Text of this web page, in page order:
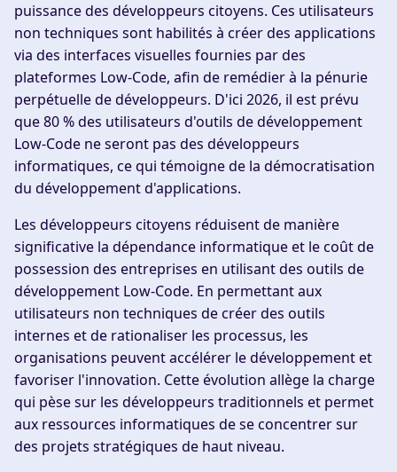
puissance des développeurs citoyens. Ces utilisateurs
non techniques sont habilités à créer des applications
via des interfaces visuelles fournies par des
plateformes Low-Code, afin de remédier à la pénurie
perpétuelle de développeurs. D'ici 2026, il est prévu
que 80 % des utilisateurs d'outils de développement
Low-Code ne seront pas des développeurs
informatiques, ce qui témoigne de la démocratisation
du développement d'applications.
Les développeurs citoyens réduisent de manière
significative la dépendance informatique et le coût de
possession des entreprises en utilisant des outils de
développement Low-Code. En permettant aux
utilisateurs non techniques de créer des outils
internes et de rationaliser les processus, les
organisations peuvent accélérer le développement et
favoriser l'innovation. Cette évolution allège la charge
qui pèse sur les développeurs traditionnels et permet
aux ressources informatiques de se concentrer sur
des projets stratégiques de haut niveau.